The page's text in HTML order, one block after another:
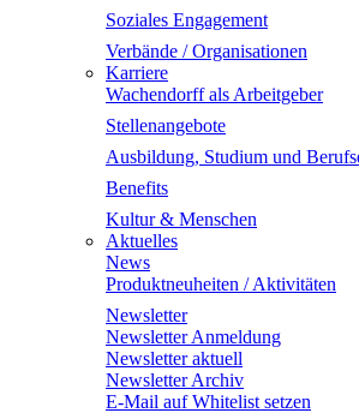
Soziales Engagement
Verbände / Organisationen
Karriere
Wachendorff als Arbeitgeber
Stellenangebote
Ausbildung, Studium und
Benefits
Kultur & Menschen
Aktuelles
News
Produktneuheiten / Aktivitäten
Newsletter
Newsletter Anmeldung
Newsletter aktuell
Newsletter Archiv
E-Mail auf Whitelist setzen